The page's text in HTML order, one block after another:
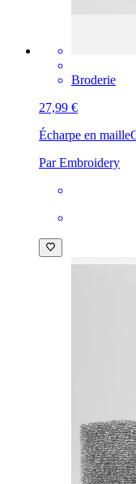
Broderie
27,99 €
Écharpe en maille
Par Embroidery